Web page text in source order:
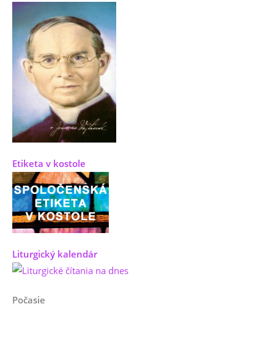
Etiketa v kostole
Liturgický kalendár
Počasie